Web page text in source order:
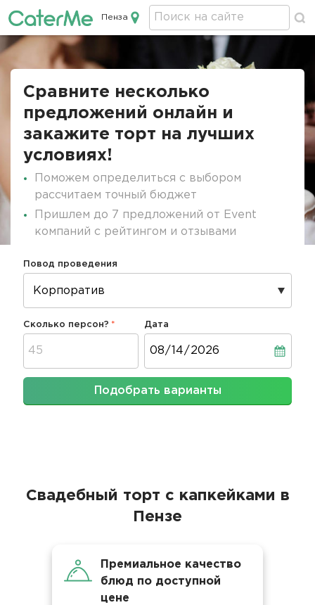
Кейтеринг в Пензе
Пенза
Сравните несколько
предложений онлайн и
закажите торт на лучших
условиях!
Поможем определиться с выбором
рассчитаем точный бюджет
Пришлем до 7 предложений от Event
компаний с рейтингом и отзывами
Повод проведения
Сколько персон? Дата
Подобрать варианты
Свадебный торт с капкейками в
Пензе
Премиальное качество
блюд по доступной
цене